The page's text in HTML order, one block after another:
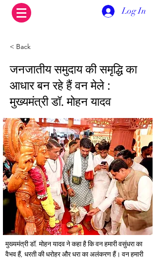
Log In
< Back
जनजातीय समुदाय की समृद्धि का
आधार बन रहे हैं वन मेले :
मुख्यमंत्री डॉ. मोहन यादव
मुख्यमंत्री डॉ. मोहन यादव ने कहा है कि वन हमारी वसुंधरा का
वैभव हैं, धरती की धरोहर और धरा का अलंकरण हैं। वन हमारी